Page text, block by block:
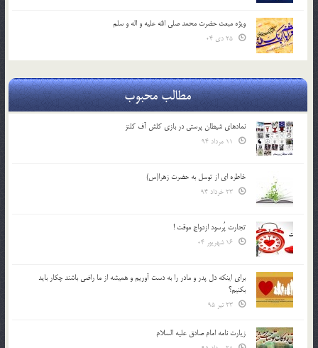
ویژه مبعث حضرت محمد صلی الله علیه و اله و سلم
مطالب محبوب
نمادهای شیطان پرستی در بازی کلش آف کلنز
خاطره ای از توسل به حضرت زهرا(س)
تجارت پُرسود ازدواج موقت !
براي اينكه دل پدر و مادر را به دست آوريم و هميشه از ما راضي باشند چكار بايد
بكنيم؟
زیارت نامه امام صادق علیه السلام